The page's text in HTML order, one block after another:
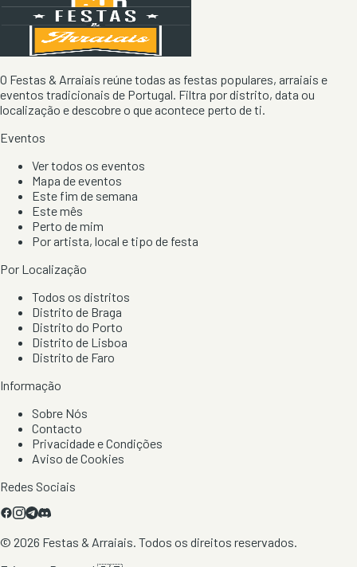
O Festas & Arraiais reúne todas as festas populares, arraiais e
eventos tradicionais de Portugal. Filtra por distrito, data ou
localização e descobre o que acontece perto de ti.
Eventos
Ver todos os eventos
Mapa de eventos
Este fim de semana
Este mês
Perto de mim
Por artista, local e tipo de festa
Por Localização
Todos os distritos
Distrito de Braga
Distrito do Porto
Distrito de Lisboa
Distrito de Faro
Informação
Sobre Nós
Contacto
Privacidade e Condições
Aviso de Cookies
Redes Sociais
© 2026 Festas & Arraiais. Todos os direitos reservados.